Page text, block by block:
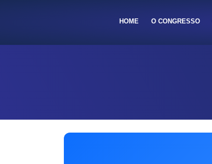
HOME O CONGRESSO